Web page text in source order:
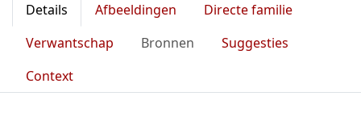
Details Afbeeldingen
Directe familie
Verwantschap
Bronnen
Suggesties
Context